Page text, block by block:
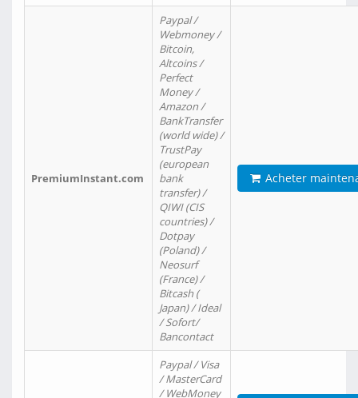
PremiumInstant.com
Paypal /
Webmoney /
Bitcoin,
Altcoins /
Perfect
Money /
Amazon /
BankTransfer
(world wide) /
TrustPay
(european
bank
transfer) /
QIWI (CIS
countries) /
Dotpay
(Poland) /
Neosurf
(France) /
Bitcash (
Japan) / Ideal
/ Sofort/
Bancontact
Acheter
Paypal / Visa
/ MasterCard
/ WebMoney